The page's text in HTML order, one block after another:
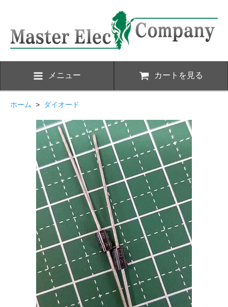
メニュー カートを見る
ホーム > ダイオード